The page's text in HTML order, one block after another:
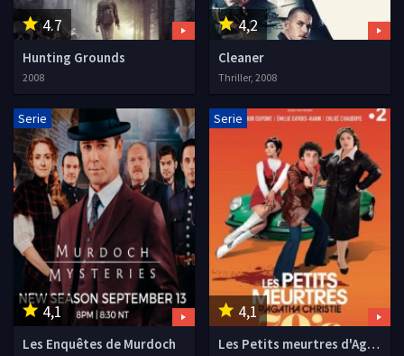
4.7
Hunting Grounds
2008
4,2
Cleaner
Thriller, 2008
4,1
Serie
Les Enquêtes de Murdoch
4,1
Serie
Les Petits meurtres d'Agatha Christie